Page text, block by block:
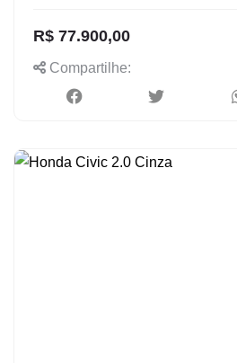
R$ 77.900,00
Compartilhe: